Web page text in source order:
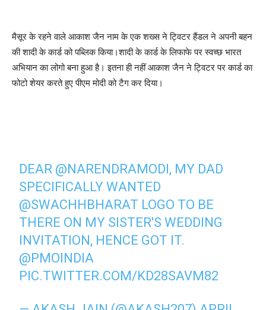
मैसूर के रहने वाले आकाश जैन नाम के एक शख्स ने ट्विटर हैंडल ने अपनी बहन
की शादी के कार्ड को पब्लिक किया।शादी के कार्ड के लिफाफे पर स्वच्छ भारत
अभियान का लोगो बना हुआ है। इतना ही नहीं आकाश जैन ने ट्विटर पर कार्ड का
फोटो शेयर करते हुए पीएम मोदी को टैग कर दिया।
DEAR @NARENDRAMODI, MY DAD
SPECIFICALLY WANTED
@SWACHHBHARAT LOGO TO BE
THERE ON MY SISTER'S WEDDING
INVITATION, HENCE GOT IT.
@PMOINDIA
PIC.TWITTER.COM/KD28SAVM82